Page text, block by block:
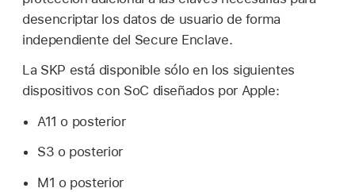
desencriptar los datos de usuario de forma
independiente del Secure Enclave.
La SKP está disponible sólo en los siguientes
dispositivos con SoC diseñados por Apple:
A11 o posterior
S3 o posterior
M1 o posterior